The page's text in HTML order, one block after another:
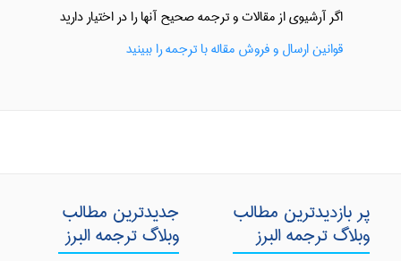
اگر آرشیوی از مقالات و ترجمه صحیح آنها را در اختیار دارید
قوانین ارسال و فروش مقاله با ترجمه را ببینید
جدیدترین مطالب
وبلاگ ترجمه البرز
پر بازدیدترین مطالب
وبلاگ ترجمه البرز